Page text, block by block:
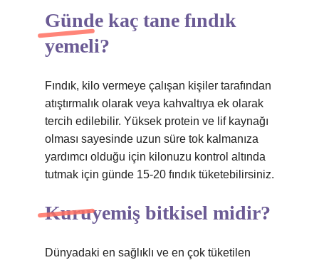
Günde kaç tane fındık
yemeli?
Fındık, kilo vermeye çalışan kişiler tarafından
atıştırmalık olarak veya kahvaltıya ek olarak
tercih edilebilir. Yüksek protein ve lif kaynağı
olması sayesinde uzun süre tok kalmanıza
yardımcı olduğu için kilonuzu kontrol altında
tutmak için günde 15-20 fındık tüketebilirsiniz.
Kuruyemiş bitkisel midir?
Dünyadaki en sağlıklı ve en çok tüketilen